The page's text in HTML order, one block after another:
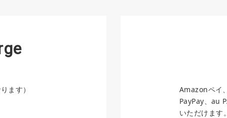
ge
ます）
Amazonペイ
PayPay、au
いただけます